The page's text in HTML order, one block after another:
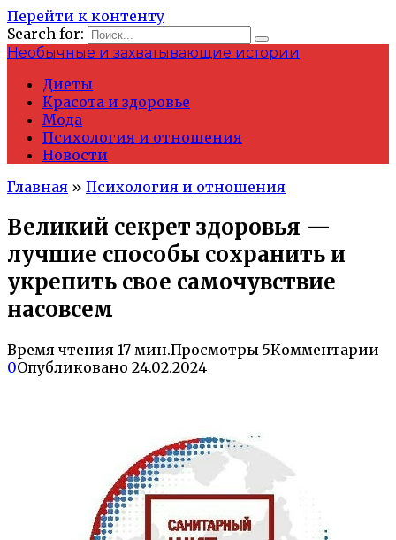
Перейти к контенту
Search for:
Необычные и захватывающие истории
Диеты
Красота и здоровье
Мода
Психология и отношения
Новости
Главная » Психология и отношения
Великий секрет здоровья —
лучшие способы сохранить и
укрепить свое самочувствие
насовсем
Время чтения 17 мин.Просмотры 5Комментарии
0Опубликовано 24.02.2024